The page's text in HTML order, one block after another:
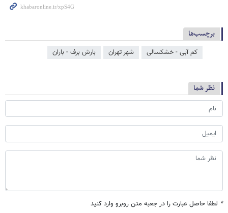
برچسب‌ها
کم آبی - خشکسالی شهر تهران بارش برف - باران
نظر شما
* لطفا حاصل عبارت را در جعبه متن روبرو وارد کنید